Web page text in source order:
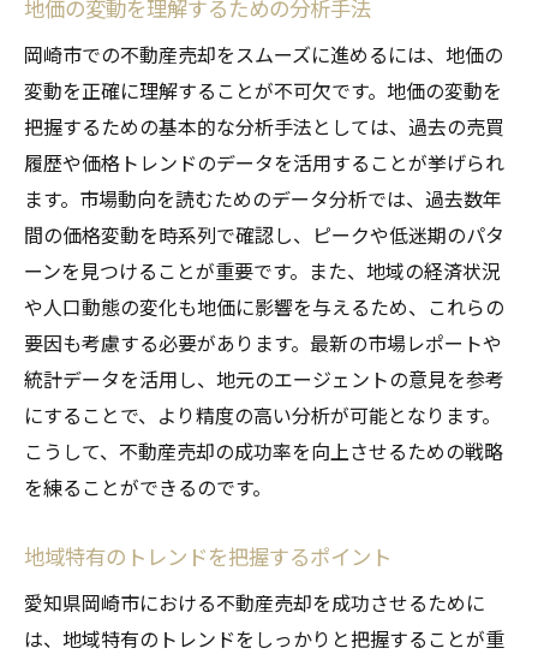
不動産専門家に相談すべきタイミング
専門家の選び方と効果的な活用法
専門家のアドバイスを最大限に活かす方法
トラブル回避のための専門家の役割
不動産コンサルティングサービスのメリッ
ト
専門家の視点から見た売却の成功要因
初めての不動産売却でも安心！岡崎市での手続
きの流れを解説
不動産売却の基本的な流れを理解する
準備段階で必要な書類と手続き
売却契約書の確認ポイント
トラブルを避けるための売却手続きの注意
初めての売却で失敗しないためのアドバイ
地価の変動を理解するための分析手法
岡崎市での不動産売却をスムーズに進めるには、地価の
変動を正確に理解することが不可欠です。地価の変動を
把握するための基本的な分析手法としては、過去の売買
履歴や価格トレンドのデータを活用することが挙げられ
ます。市場動向を読むためのデータ分析では、過去数年
間の価格変動を時系列で確認し、ピークや低迷期のパタ
ーンを見つけることが重要です。また、地域の経済状況
や人口動態の変化も地価に影響を与えるため、これらの
要因も考慮する必要があります。最新の市場レポートや
統計データを活用し、地元のエージェントの意見を参考
にすることで、より精度の高い分析が可能となります。
こうして、不動産売却の成功率を向上させるための戦略
を練ることができるのです。
地域特有のトレンドを把握するポイント
愛知県岡崎市における不動産売却を成功させるために
は、地域特有のトレンドをしっかりと把握することが重